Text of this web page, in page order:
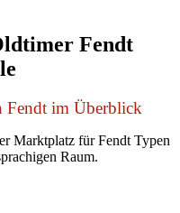
Fendt
im Überblick
Marktplatz für Fendt Typen
Raum.